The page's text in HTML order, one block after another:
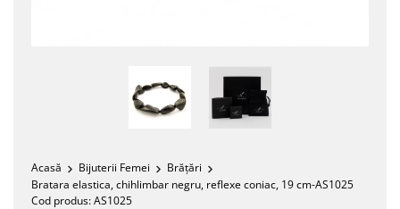
Acasă Bijuterii Femei
Brățări
Bratara elastica, chihlimbar negru, reflexe coniac, 19 cm-AS1025
Cod produs:AS1025